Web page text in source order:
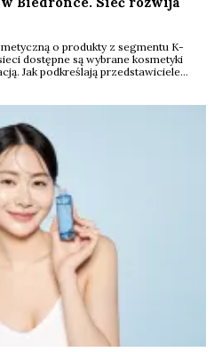
o produkty z segmentu K-
dostępne są wybrane kosmetyki
Jak podkreślają przedstawiciele